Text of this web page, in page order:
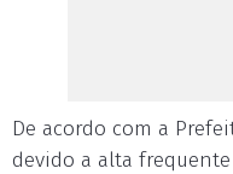
De acordo com a
devido a alta